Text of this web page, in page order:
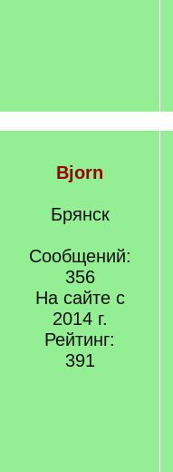
Bjorn
Брянск
Сообщений:
356
На сайте с
2014 г.
Рейтинг:
391